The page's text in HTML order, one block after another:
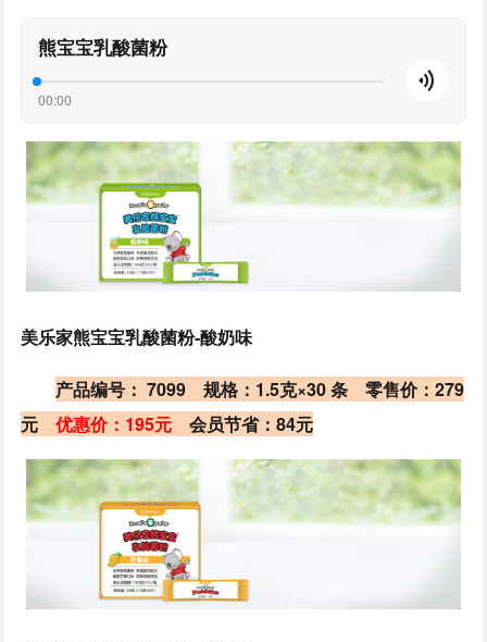
熊宝宝乳酸菌粉
00:00
美乐家熊宝宝乳酸菌粉-酸奶味
产品编号： 7099 规格：1.5克×30 条零售价：279
元优惠价：195元 会员节省：84元